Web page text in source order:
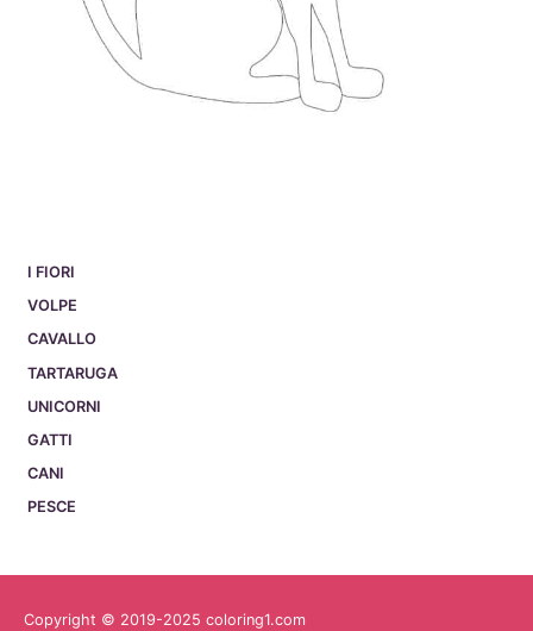
I FIORI
VOLPE
CAVALLO
TARTARUGA
UNICORNI
GATTI
CANI
PESCE
Copyright © 2019-2025 coloring1.com